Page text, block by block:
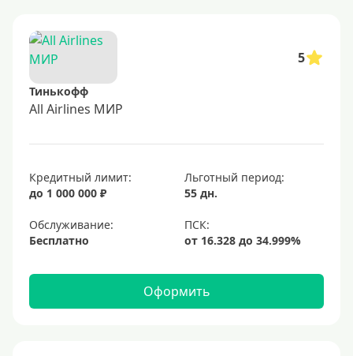
5
Тинькофф
All Airlines МИР
Кредитный лимит:
до 1 000 000 ₽
Льготный период:
55 дн.
Обслуживание:
Бесплатно
Оформить